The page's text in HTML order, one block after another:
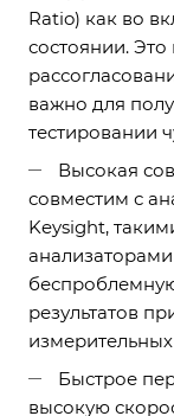
Ratio) как во
состоянии.
важно для
тестировании
Высокая
совместим с
Keysight,
результатов
Быстрое
высокую